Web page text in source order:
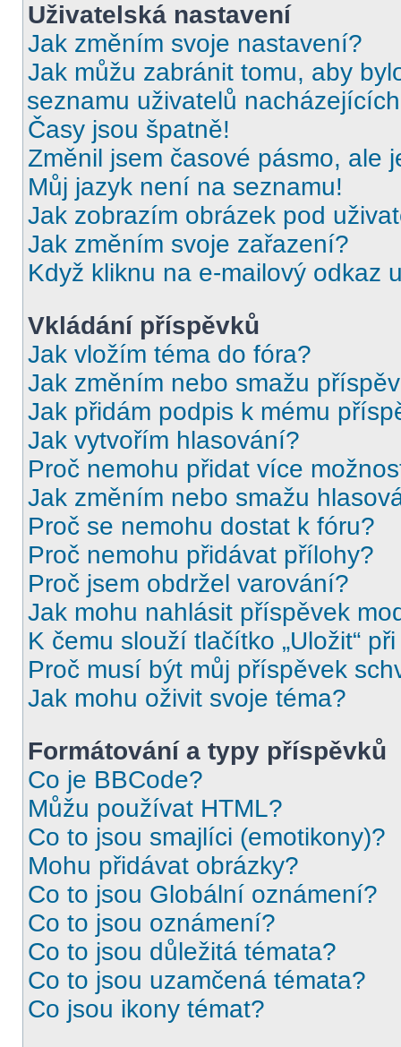
Uživatelská nastavení
Jak změním svoje nastavení?
Jak můžu zabránit tomu, aby
seznamu uživatelů
Časy jsou špatně!
Změnil jsem časové pásmo, ale
Můj jazyk není na seznamu!
Jak zobrazím obrázek pod
Jak změním svoje zařazení?
Když kliknu na e-mailový odkaz
Vkládání příspěvků
Jak vložím téma do fóra?
Jak změním nebo smažu
Jak přidám podpis k mému
Jak vytvořím hlasování?
Proč nemohu přidat více
Jak změním nebo smažu
Proč se nemohu dostat k fóru?
Proč nemohu přidávat přílohy?
Proč jsem obdržel varování?
Jak mohu nahlásit příspěvek
K čemu slouží tlačítko „Uložit“
Proč musí být můj příspěvek
Jak mohu oživit svoje téma?
Formátování a typy příspěvků
Co je BBCode?
Můžu používat HTML?
Co to jsou smajlíci (emotikony)?
Mohu přidávat obrázky?
Co to jsou Globální oznámení?
Co to jsou oznámení?
Co to jsou důležitá témata?
Co to jsou uzamčená témata?
Co jsou ikony témat?